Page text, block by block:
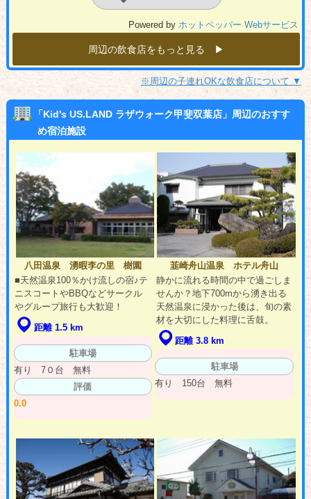
Powered by ホットペッパー Webサービス
周辺の飲食店をもっと見る ▶︎
※周辺の子連れOKな飲食店について ▼
「Kid's US.LAND ラザウォーク甲斐双葉店」周辺のおすす
め宿泊施設
八田温泉 湧暇李の里 樹園
■天然温泉100％かけ流しの宿♪テ
ニスコートやBBQなどサークル
やグループ旅行も大歓迎！
距離 1.5 km
駐車場
有り 7０台 無料
評価
0.0
韮崎舟山温泉 ホテル舟山
静かに流れる時間の中で過ごしま
せんか？地下700mから湧き出る
天然温泉に浸かった後は、旬の素
材を大切にした料理に舌鼓。
距離 3.8 km
駐車場
有り 150台 無料